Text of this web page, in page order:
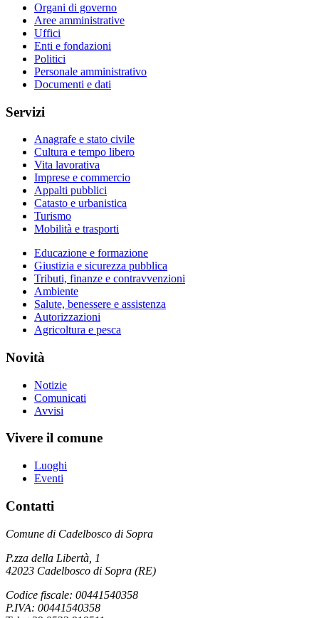
Organi di governo
Aree amministrative
Uffici
Enti e fondazioni
Politici
Personale amministrativo
Documenti e dati
Servizi
Anagrafe e stato civile
Cultura e tempo libero
Vita lavorativa
Imprese e commercio
Appalti pubblici
Catasto e urbanistica
Turismo
Mobilità e trasporti
Educazione e formazione
Giustizia e sicurezza pubblica
Tributi, finanze e contravvenzioni
Ambiente
Salute, benessere e assistenza
Autorizzazioni
Agricoltura e pesca
Novità
Notizie
Comunicati
Avvisi
Vivere il comune
Luoghi
Eventi
Contatti
Comune di Cadelbosco di Sopra
P.zza della Libertà, 1
42023 Cadelbosco di Sopra (RE)
Codice fiscale: 00441540358
P.IVA: 00441540358